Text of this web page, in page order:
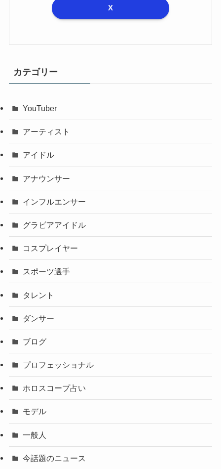
X
カテゴリー
YouTuber
アーティスト
アイドル
アナウンサー
インフルエンサー
グラビアアイドル
コスプレイヤー
スポーツ選手
タレント
ダンサー
ブログ
プロフェッショナル
ホロスコープ占い
モデル
一般人
今話題のニュース